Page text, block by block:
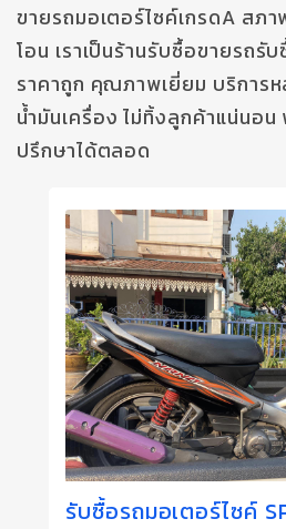
ขายรถมอเตอร์ไซค์เกรดA สภ
โอน เราเป็นร้านรับซื้อขายรถรั
ราคาถูก คุณภาพเยี่ยม บริการ
น้ำมันเครื่อง ไม่ทิ้งลูกค้าแน่นอน
ปรึกษาได้ตลอด
รับซื้อรถมอเตอร์ไซค์